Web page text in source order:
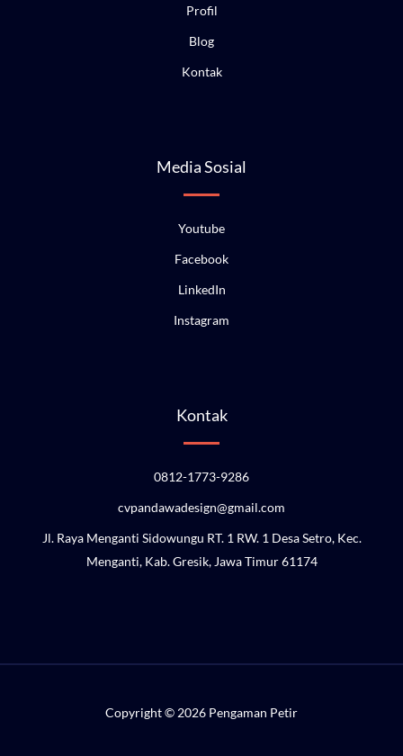
Profil
Blog
Kontak
Media Sosial
Youtube
Facebook
LinkedIn
Instagram
Kontak
0812-1773-9286
cvpandawadesign@gmail.com
Jl. Raya Menganti Sidowungu RT. 1 RW. 1 Desa Setro, Kec.
Menganti, Kab. Gresik, Jawa Timur 61174
Copyright © 2026 Pengaman Petir